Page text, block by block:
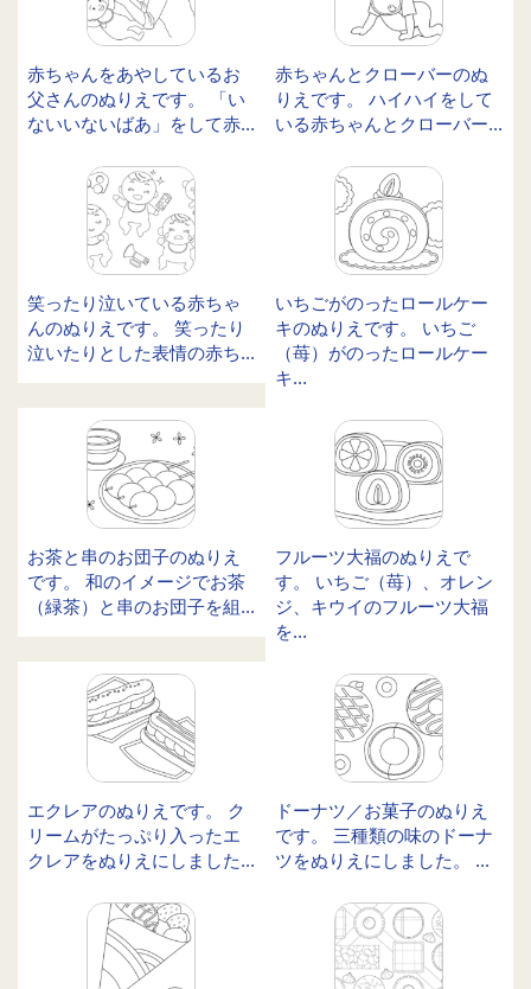
赤ちゃんをあやしているお
父さんのぬりえです。 「い
ないいないばあ」をして赤...
赤ちゃんとクローバーのぬ
りえです。 ハイハイをして
いる赤ちゃんとクローバー...
笑ったり泣いている赤ちゃ
んのぬりえです。 笑ったり
泣いたりとした表情の赤ち...
いちごがのったロールケー
キのぬりえです。 いちご
（苺）がのったロールケー
キ...
お茶と串のお団子のぬりえ
です。 和のイメージでお茶
（緑茶）と串のお団子を組...
フルーツ大福のぬりえで
す。 いちご（苺）、オレン
ジ、キウイのフルーツ大福
を...
エクレアのぬりえです。 ク
リームがたっぷり入ったエ
クレアをぬりえにしました...
ドーナツ／お菓子のぬりえ
です。 三種類の味のドーナ
ツをぬりえにしました。 ...